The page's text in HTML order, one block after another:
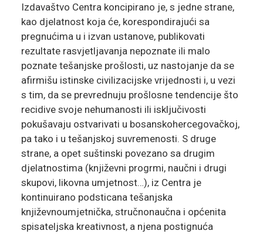
Izdavaštvo Centra koncipirano je, s jedne strane,
kao djelatnost koja će, korespondirajući sa
pregnućima u i izvan ustanove, publikovati
rezultate rasvjetljavanja nepoznate ili malo
poznate tešanjske prošlosti, uz nastojanje da se
afirmišu istinske civilizacijske vrijednosti i, u vezi
s tim, da se prevrednuju prošlosne tendencije što
recidive svoje nehumanosti ili isključivosti
pokušavaju ostvarivati u bosanskohercegovačkoj,
pa tako i u tešanjskoj suvremenosti. S druge
strane, a opet suštinski povezano sa drugim
djelatnostima (književni progrmi, naučni i drugi
skupovi, likovna umjetnost…), iz Centra je
kontinuirano podsticana tešanjska
književnoumjetnička, stručnonaučna i općenita
spisateljska kreativnost, a njena postignuća